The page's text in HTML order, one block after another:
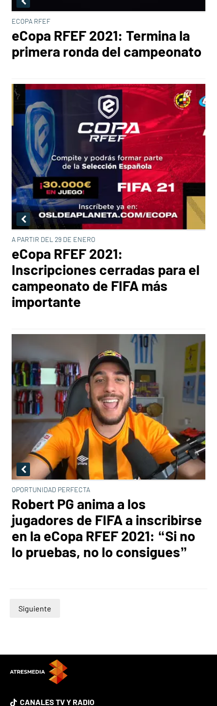
ECOPA RFEF
eCopa RFEF 2021: Termina la
primera ronda del campeonato
A PARTIR DEL 29 DE ENERO
eCopa RFEF 2021:
Inscripciones cerradas para el
campeonato de FIFA más
importante
OPORTUNIDAD PERFECTA
Robert PG anima a los
jugadores de FIFA a inscribirse
en la eCopa RFEF 2021: “Si no
lo pruebas, no lo consigues”
Siguiente
CANALES TV Y RADIO